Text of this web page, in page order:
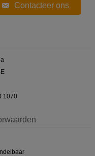
Contacteer ons
1070